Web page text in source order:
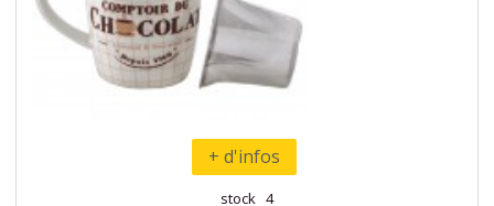
+ d'infos
stock 4